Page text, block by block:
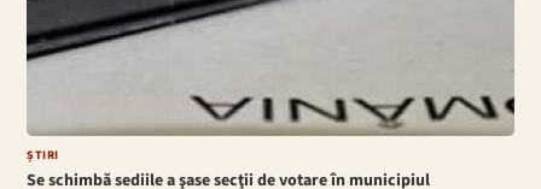
ȘTIRI
Se schimbă sediile a şase secţii de votare în municipiul